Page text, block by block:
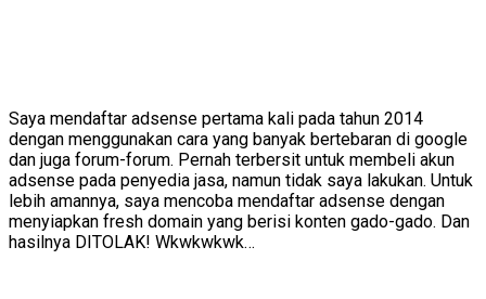
Saya mendaftar adsense pertama kali pada tahun 2014
dengan menggunakan cara yang banyak bertebaran di google
dan juga forum-forum. Pernah terbersit untuk membeli akun
adsense pada penyedia jasa, namun tidak saya lakukan. Untuk
lebih amannya, saya mencoba mendaftar adsense dengan
menyiapkan fresh domain yang berisi konten gado-gado. Dan
hasilnya DITOLAK! Wkwkwkwk…